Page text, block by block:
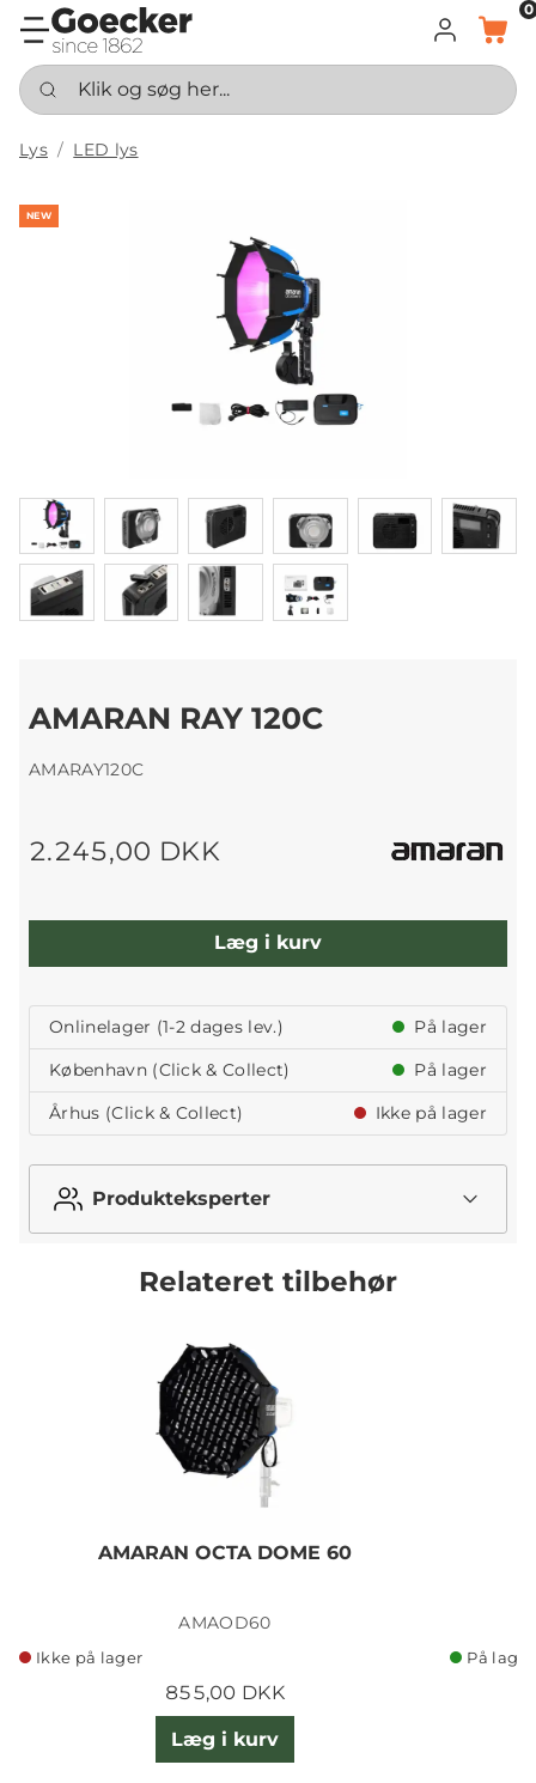
LOG INDKURV
0
Klik og søg her...
Lys LED lys
NEW
AMARAN RAY 120C
AMARAY120C
2.245,00 DKK
Læg i kurv
Onlinelager (1-2 dages lev.)
På lager
København (Click & Collect)
På lager
Århus (Click & Collect)
Ikke på lager
Produkteksperter
Relateret tilbehør
AMARAN OCTA DOME 60
AMAOD60
Ikke på lager
855,00 DKK
Læg i kurv
På lager